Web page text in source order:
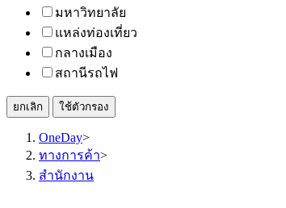
มหาวิทยาลัย
แหล่งท่องเที่ยว
กลางเมือง
สถานีรถไฟ
ยกเลิก ใช้ตัวกรอง
OneDay>
ทางการค้า>
สำนักงาน